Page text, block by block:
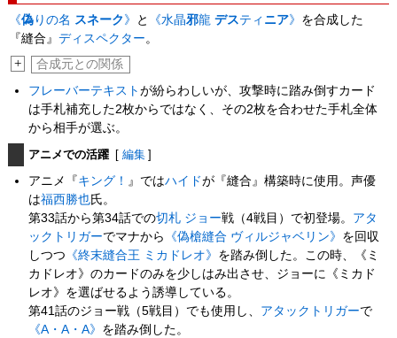
《偽 りの名 スネーク 》 と 《水晶邪龍デスティ ニア》 を合成した
『縫合』ディスペクター。
+
合成元との関係
フレーバーテキストが紛らわしいが、攻撃時に踏み倒すカード
は手札補充した2枚からではなく、その2枚を合わせた手札全体
から相手が選ぶ。
アニメでの活躍 [ 編集 ]
アニメ『 キング！ 』ではハイドが『縫合』構築時に使用。声優
は福西勝也氏。
第33話から第34話での切札 ジョー戦（4戦目）で初登場。 アタ
ックトリガーでマナから 《偽槍縫合 ヴィルジャベリン》 を回収
しつつ 《終末縫合王 ミカドレオ》 を踏み倒した。この時、《ミ
カドレオ》のカードのみを少しはみ出させ、ジョーに《ミカド
レオ》を選ばせるよう誘導している。
第41話のジョー戦（5戦目）でも使用し、 アタックトリガーで
《A・A・A》 を踏み倒した。